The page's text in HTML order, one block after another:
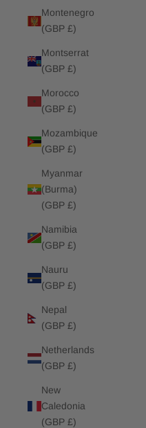
Montenegro
(GBP £)
Montserrat
(GBP £)
Morocco
(GBP £)
Mozambique
(GBP £)
Myanmar
(Burma)
(GBP £)
Namibia
(GBP £)
Nauru
(GBP £)
Nepal
(GBP £)
Netherlands
(GBP £)
New
Caledonia
(GBP £)